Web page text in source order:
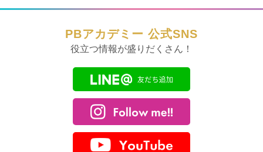
PBアカデミー 公式SNS
役立つ情報が盛りだくさん！